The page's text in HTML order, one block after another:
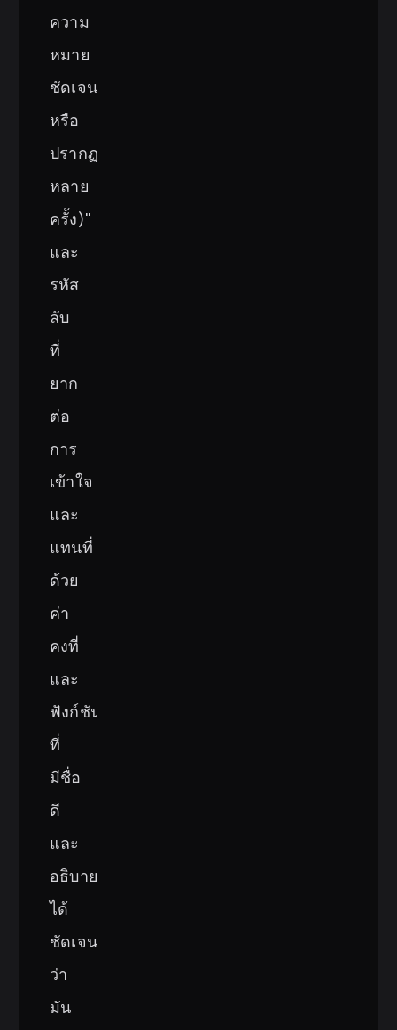
ความ
หมาย
ชัดเจน
หรือ
ปรากฏ
หลาย
ครั้ง)"
และ
รหัส
ลับ
ที่
ยาก
ต่อ
การ
เข้าใจ
และ
แทนที่
ด้วย
ค่า
คงที่
และ
ฟังก์ชัน
ที่
มีชื่อ
ดี
และ
อธิบาย
ได้
ชัดเจน
ว่า
มัน